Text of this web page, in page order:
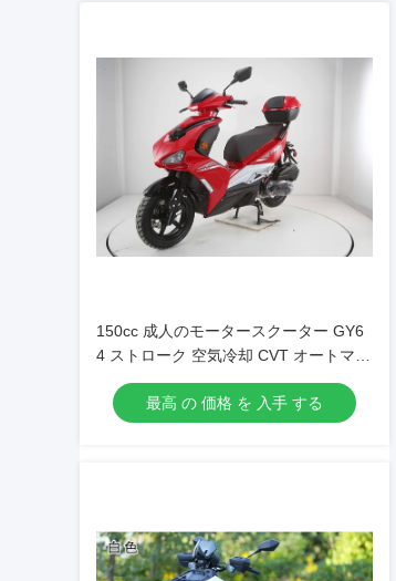
150cc 成人のモータースクーター GY6
4 ストローク 空気冷却 CVT オートマテ
ィック
最高 の 価格 を 入手 する